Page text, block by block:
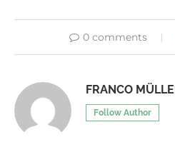
0 comments
FRANCO
Follow Author